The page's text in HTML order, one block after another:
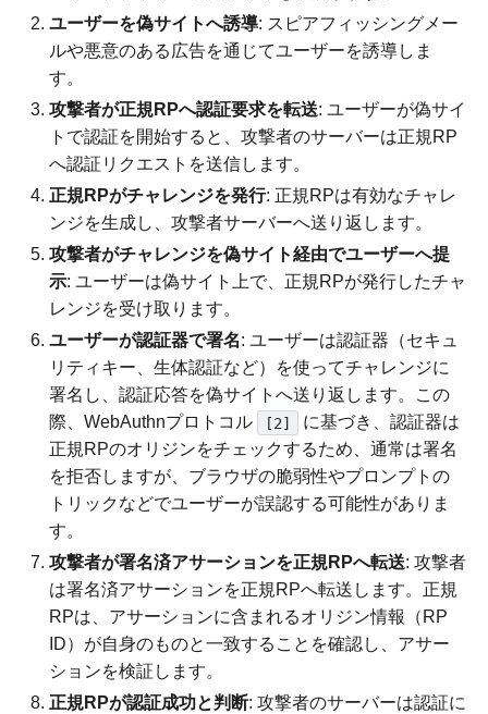
ユーザーを偽サイトへ誘導: スピアフィッシングメー
ルや悪意のある広告を通じてユーザーを誘導しま
す。
攻撃者が正規RPへ認証要求を転送: ユーザーが偽サイ
トで認証を開始すると、攻撃者のサーバーは正規RP
へ認証リクエストを送信します。
正規RPがチャレンジを発行: 正規RPは有効なチャレ
ンジを生成し、攻撃者サーバーへ送り返します。
攻撃者がチャレンジを偽サイト経由でユーザーへ提
示: ユーザーは偽サイト上で、正規RPが発行したチャ
レンジを受け取ります。
ユーザーが認証器で署名: ユーザーは認証器（セキュ
リティキー、生体認証など）を使ってチャレンジに
署名し、認証応答を偽サイトへ送り返します。この
際、WebAuthnプロトコル
[2]
に基づき、認証器は
正規RPのオリジンをチェックするため、通常は署名
を拒否しますが、ブラウザの脆弱性やプロンプトの
トリックなどでユーザーが誤認する可能性がありま
す。
攻撃者が署名済アサーションを正規RPへ転送: 攻撃者
は署名済アサーションを正規RPへ転送します。正規
RPは、アサーションに含まれるオリジン情報（RP
ID）が自身のものと一致することを確認し、アサー
ションを検証します。
正規RPが認証成功と判断: 攻撃者のサーバーは認証に